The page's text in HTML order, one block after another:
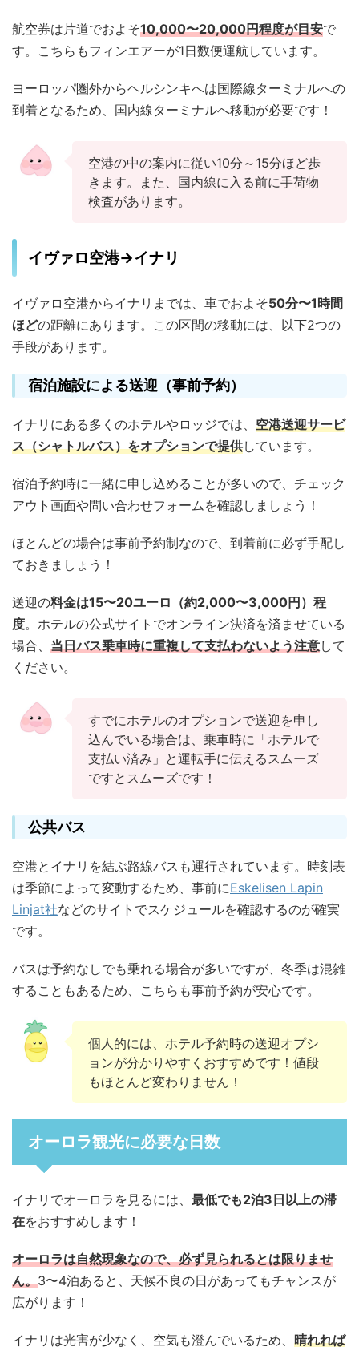
航空券は片道でおよそ10,000〜20,000円程度が目安で
す。こちらもフィンエアーが1日数便運航しています。
ヨーロッパ圏外からヘルシンキへは国際線ターミナルへの
到着となるため、国内線ターミナルへ移動が必要です！
空港の中の案内に従い10分～15分ほど歩
きます。また、国内線に入る前に手荷物
検査があります。
イヴァロ空港→イナリ
イヴァロ空港からイナリまでは、車でおよそ50分〜1時間
ほどの距離にあります。この区間の移動には、以下2つの
手段があります。
宿泊施設による送迎（事前予約）
イナリにある多くのホテルやロッジでは、 空港送迎サービ
ス（シャトルバス）をオプションで提供しています。
宿泊予約時に一緒に申し込めることが多いので、チェック
アウト画面や問い合わせフォームを確認しましょう！
ほとんどの場合は事前予約制なので、到着前に必ず手配し
ておきましょう！
送迎の料金は15〜20ユーロ（約2,000〜3,000円）程
度。ホテルの公式サイトでオンライン決済を済ませている
場合、 当日バス乗車時に重複して支払わないよう注意して
ください。
すでにホテルのオプションで送迎を申し
込んでいる場合は、乗車時に「ホテルで
支払い済み」と運転手に伝えるスムーズ
ですとスムーズです！
公共バス
空港とイナリを結ぶ路線バスも運行されています。時刻表
は季節によって変動するため、事前にEskelisen Lapin
Linjat社などのサイトでスケジュールを確認するのが確実
です。
バスは予約なしでも乗れる場合が多いですが、冬季は混雑
することもあるため、こちらも事前予約が安心です。
個人的には、ホテル予約時の送迎オプシ
ョンが分かりやすくおすすめです！値段
もほとんど変わりません！
オーロラ観光に必要な日数
イナリでオーロラを見るには、 最低でも2泊3日以上の滞
在をおすすめします！
オーロラは自然現象なので、必ず見られるとは限りませ
ん。3〜4泊あると、天候不良の日があってもチャンスが
広がります！
イナリは光害が少なく、空気も澄んでいるため、 晴れれば